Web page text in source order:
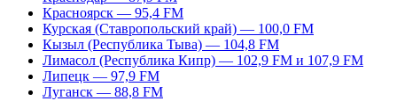
Красноярск — 95,4 FM
Курская (Ставропольский край) — 100,0 FM
Кызыл (Республика Тыва) — 104,8 FM
Лимасол (Республика Кипр) — 102,9 FM и 107,9 FM
Липецк — 97,9 FM
Луганск — 88,8 FM